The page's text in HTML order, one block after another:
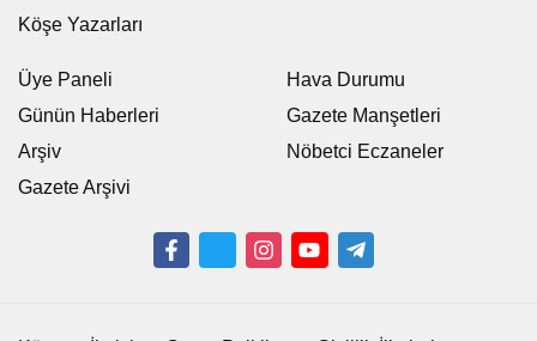
Köşe Yazarları
Üye Paneli
Günün Haberleri
Arşiv
Gazete Arşivi
Hava Durumu
Gazete Manşetleri
Nöbetci Eczaneler